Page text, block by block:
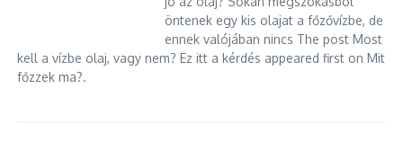
öntenek egy kis olajat a főzővízbe, de
ennek valójában nincs The post Most
kell a vízbe olaj, vagy nem? Ez itt a kérdés appeared first on Mit
főzzek ma?.